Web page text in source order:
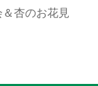
杏のお花見